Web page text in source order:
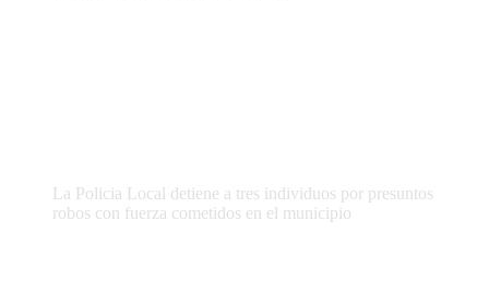
La Policia Local detiene a tres individuos por presuntos
robos con fuerza cometidos en el municipio